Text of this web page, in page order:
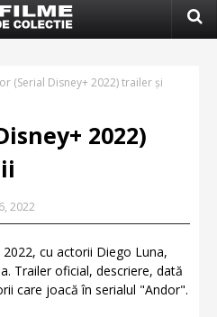
(Serial Disney+ 2022) trailer și
2022)
2022
cu actorii Diego Luna,
Trailer oficial, descriere, dată
care joacă în serialul "Andor".